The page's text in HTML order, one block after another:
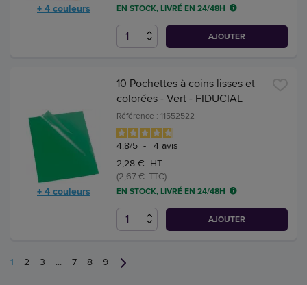
+ 4 couleurs
EN STOCK, LIVRÉ EN 24/48H
AJOUTER
+ 4 couleurs
10 Pochettes à coins lisses et
colorées - Vert - FIDUCIAL
Référence : 11552522
4.8/5 - 4 avis
2,28 € HT
(2,67 € TTC)
EN STOCK, LIVRÉ EN 24/48H
AJOUTER
1 2 3 ... 7 8 9